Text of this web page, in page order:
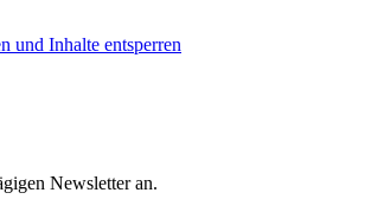
und Inhalte entsperren
Newsletter an.